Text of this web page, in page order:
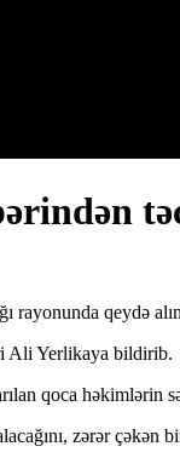
rayonunda qeydə
Ali Yerlikaya bildirib.
qoca həkimlərin
zərər